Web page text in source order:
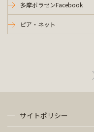
多摩ボラセンFacebook
ピア・ネット
サイトポリシー